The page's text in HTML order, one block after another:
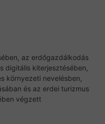
az erdőgazdálkodás
digitális kiterjesztésében,
környezeti nevelésben,
és az erdei turizmus
végzett